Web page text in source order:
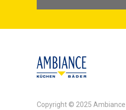
Copyright © 2025 Ambiance